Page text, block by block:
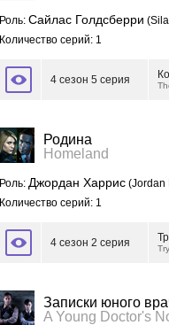
Роль: Сайлас Голдсберри
Количество серий: 1
4 сезон 5 серия
Родина
Homeland
Роль: Джордан Харрис (Jordan
Количество серий: 1
4 сезон 2 серия
Записки юного
A Young Doctor's